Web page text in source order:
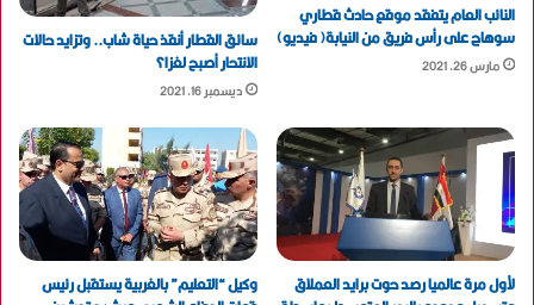
النائب العام يتفقد موقع حادث قطاري
سوهاج على رأس فريق من النيابة( فيديو)
مارس 26, 2021
سائق القطار أنقذ حياة شاب.. وتزايد حالات
الانتحار أصبح لغزا؟
ديسمبر 16, 2021
لأول مرة عالميا رصد حوت برايد العملاق
وكيل “التعليم” بالغربية يستقبل رئيس